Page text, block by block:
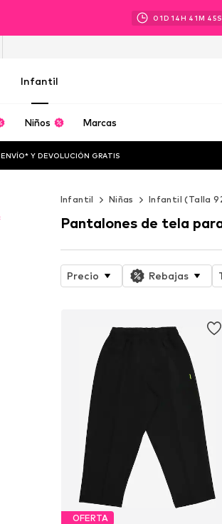
01D 14H 41M 43S
Infantil
Niños Marcas
ENVÍO* Y DEVOLUCIÓN GRATIS
Infantil Niñas Infantil (Talla
Pantalones de tela
Precio Rebajas
OFERTA